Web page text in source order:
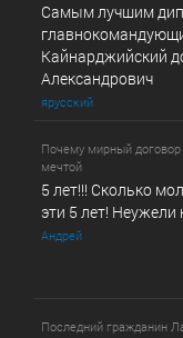
Самым лучшим
Кайнарджийский
Александрович
ярусский
Почему мирный
мечтой
5 лет!!! Сколько
эти 5 лет!
Андрей
Последний гражданин